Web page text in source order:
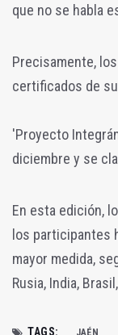
que no se habla
Precisamente,
certificados de
'Proyecto
diciembre y se
En esta edición,
los participantes
mayor medida,
Rusia, India,
TAGS: JAÉN